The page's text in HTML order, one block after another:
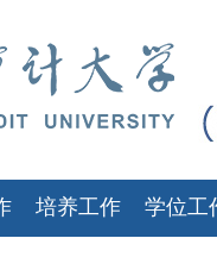
培养工作 学位工